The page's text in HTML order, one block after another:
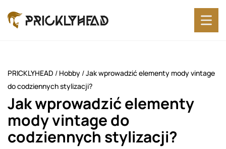
PRICKLYHEAD / Hobby /Jak wprowadzić elementy mody vintage
do codziennych stylizacji?
Jak wprowadzić elementy
mody vintage do
codziennych stylizacji?